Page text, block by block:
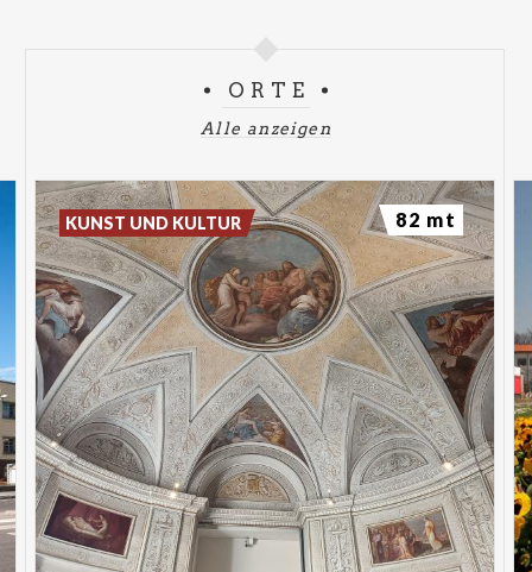
12 Jahre) / Eintritt frei für Kinder unter 2 Jahren
ORTE
Alle anzeigen
KUNST UND KULTUR 82 mt